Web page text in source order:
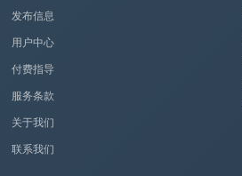
发布信息
用户中心
付费指导
服务条款
关于我们
联系我们